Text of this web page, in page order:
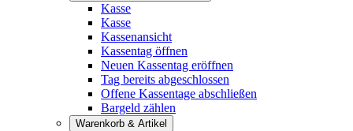
Kasse
Kasse
Kassenansicht
Kassentag öffnen
Neuen Kassentag eröffnen
Tag bereits abgeschlossen
Offene Kassentage abschließen
Bargeld zählen
Warenkorb & Artikel